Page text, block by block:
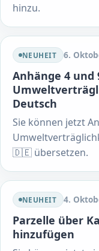
hinzu.
NEUHEIT 6.
Anhänge 4 und
Deutsch
Sie können jetzt
🇩🇪 übersetzen.
NEUHEIT 4.
Parzelle über
hinzufügen